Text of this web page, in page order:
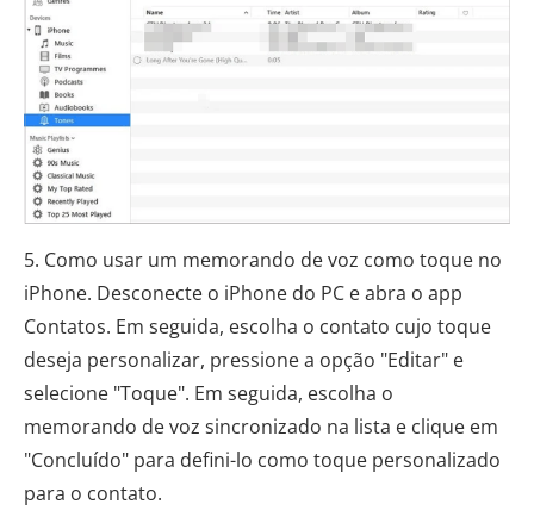
5. Como usar um memorando de voz como toque no
iPhone. Desconecte o iPhone do PC e abra o app
Contatos. Em seguida, escolha o contato cujo toque
deseja personalizar, pressione a opção "Editar" e
selecione "Toque". Em seguida, escolha o
memorando de voz sincronizado na lista e clique em
"Concluído" para defini-lo como toque personalizado
para o contato.